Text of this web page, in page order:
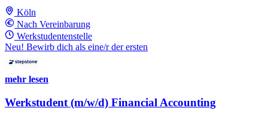
Köln
Nach Vereinbarung
Werkstudentenstelle
Neu! Bewirb dich als eine/r der ersten
mehr lesen
Werkstudent (m/w/d) Financial Accounting